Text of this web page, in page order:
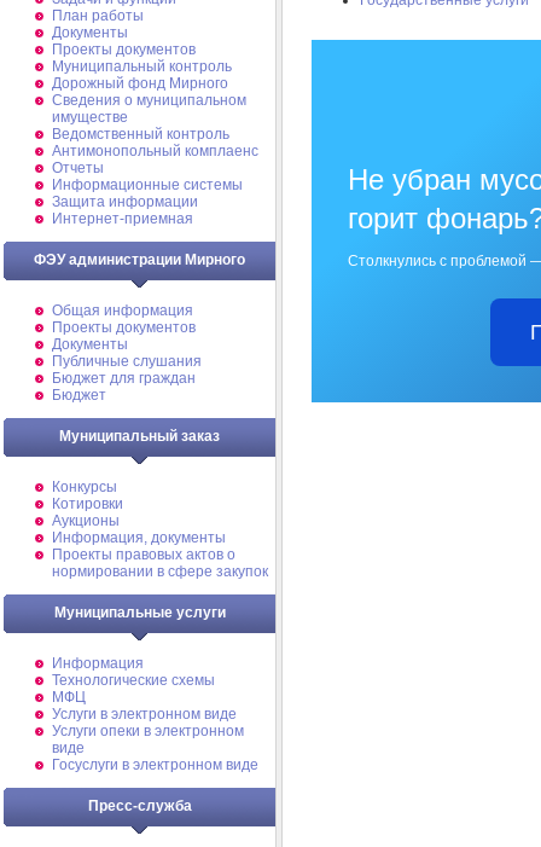
План работы
Документы
Проекты документов
Муниципальный контроль
Дорожный фонд Мирного
Cведения о муниципальном
имуществе
Ведомственный контроль
Антимонопольный комплаенс
Отчеты
Информационные системы
Защита информации
Интернет-приемная
ФЭУ администрации Мирного
Общая информация
Проекты документов
Документы
Публичные слушания
Бюджет для граждан
Бюджет
Муниципальный заказ
Конкурсы
Котировки
Аукционы
Информация, документы
Проекты правовых актов о
нормировании в сфере закупок
Муниципальные услуги
Информация
Технологические схемы
МФЦ
Услуги в электронном виде
Услуги опеки в электронном
виде
Госуслуги в электронном виде
Пресс-служба
Не убран
горит
Столкнулись с проблемой